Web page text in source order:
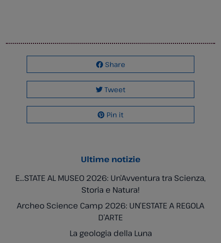
Share
Tweet
Pin it
Ultime notizie
E…STATE AL MUSEO 2026: Un’Avventura tra Scienza,
Storia e Natura!
Archeo Science Camp 2026: UN’ESTATE A REGOLA
D’ARTE
La geologia della Luna